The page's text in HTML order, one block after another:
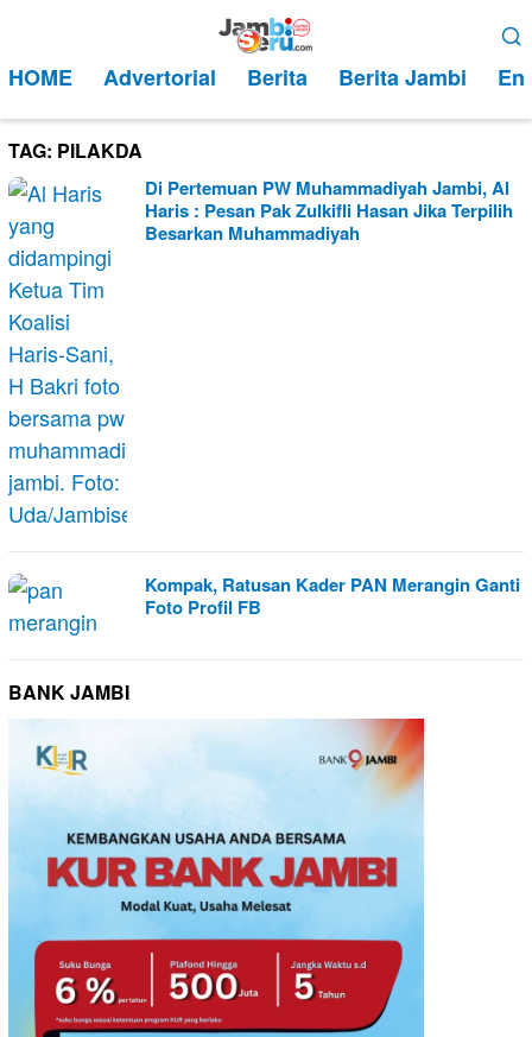
kontenMobile
HOME Advertorial Berita Berita Jambi
TAG: PILAKDA
Di Pertemuan PW Muhammadiyah Jambi, Al
Haris : Pesan Pak Zulkifli Hasan Jika Terpilih
Besarkan Muhammadiyah
Kompak, Ratusan Kader PAN Merangin Ganti
Foto Profil FB
BANK JAMBI